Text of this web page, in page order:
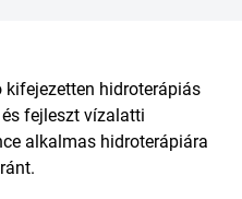
kifejezetten hidroterápiás
fejleszt vízalatti
alkalmas hidroterápiára